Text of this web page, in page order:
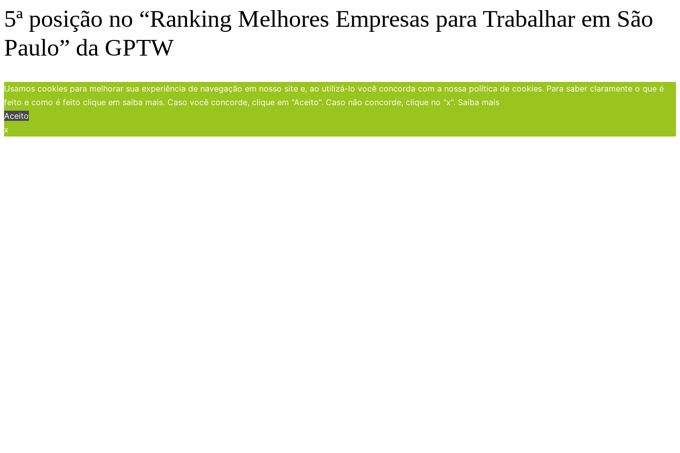
5ª posição no “Ranking Melhores Empresas para Trabalhar em São
Paulo” da GPTW
Usamos cookies para melhorar sua experiência de navegação em nosso site e, ao utilizá-lo você concorda com a nossa política de cookies. Para saber claramente o que é
feito e como é feito clique em saiba mais. Caso você concorde, clique em "Aceito". Caso não concorde, clique no "x". Saiba mais
Aceito
x